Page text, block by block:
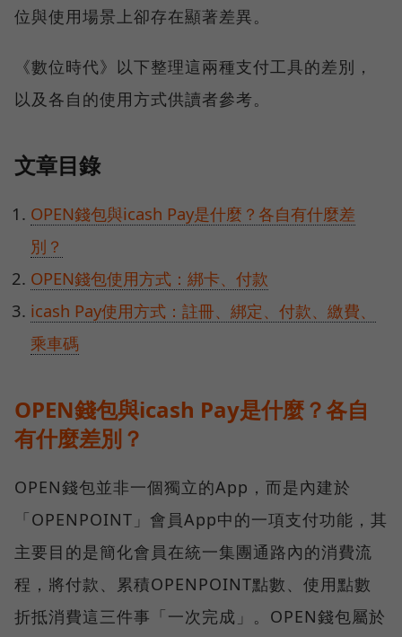
位與使用場景上卻存在顯著差異。
《數位時代》以下整理這兩種支付工具的差別，
以及各自的使用方式供讀者參考。
文章目錄
OPEN錢包與icash Pay是什麼？各自有什麼差
別？
OPEN錢包使用方式：綁卡、付款
icash Pay使用方式：註冊、綁定、付款、繳費、
乘車碼
OPEN錢包與icash Pay是什麼？各自
有什麼差別？
OPEN錢包並非一個獨立的App，而是內建於
「OPENPOINT」會員App中的一項支付功能，其
主要目的是簡化會員在統一集團通路內的消費流
程，將付款、累積OPENPOINT點數、使用點數
折抵消費這三件事「一次完成」。OPEN錢包屬於